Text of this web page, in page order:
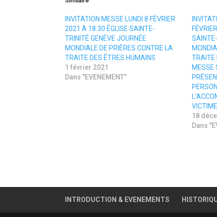
a
r
e
o
n
T
w
i
t
t
e
u
v
e
u
r
p
a
r
t
a
g
e
r
s
d
a
n
INVITATION MESSE LUNDI 8 FÉVRIER
2021 À 18:30 ÉGLISE SAINTE-
TRINITÉ GENÈVE JOURNÉE
MONDIALE DE PRIÈRES CONTRE LA
TRAITE DES ÊTRES HUMAINS
1 février 2021
Dans "EVENEMENT"
TRAITE
MESSE
18
Dans
INTRODUCTION & EVENEMENTS